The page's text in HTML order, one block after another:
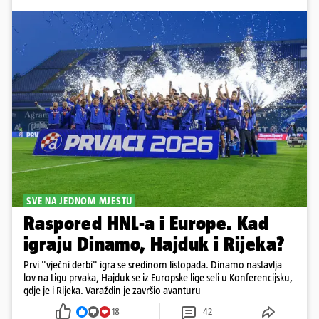
SVE NA JEDNOM MJESTU
Raspored HNL-a i Europe. Kad
igraju Dinamo, Hajduk i Rijeka?
Prvi "vječni derbi" igra se sredinom listopada. Dinamo nastavlja
lov na Ligu prvaka, Hajduk se iz Europske lige seli u Konferencijsku,
gdje je i Rijeka. Varaždin je završio avanturu
18 42